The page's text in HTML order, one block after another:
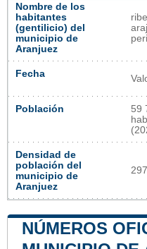
Nombre de los
habitantes
(gentilicio) del
municipio de
Aranjuez
Fecha
Población
59
Densidad de
población del
municipio de
Aranjuez
NÚMEROS